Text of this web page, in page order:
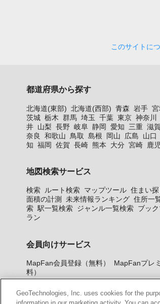
このサイトに
都道府県から探す
北海道(東部) 北海道(西部) 青森 岩手
茨城 栃木 群馬 埼玉 千葉 東京 神奈川
井 山梨 長野 岐阜 静岡 愛知 三重 滋賀
奈良
和歌山 鳥取 島根 岡山 広島 山口
知 福岡 佐賀 長崎 熊本 大分 宮崎 鹿
地図検索サービス
検索 ルート検索 マップツール 住まい
面積の計測
未来情報ランキング 住所一
索 駅一覧検索 ジャンル一覧検索 ブッ
ラン
会員向けサービス
MapFan会員登録（無料）
MapFanプレ
料）
GeoTechnologies, Inc. uses cookies for the